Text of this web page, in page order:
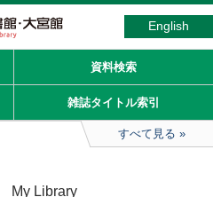
English
資料検索
雑誌タイトル索引
すべて見る
My Library